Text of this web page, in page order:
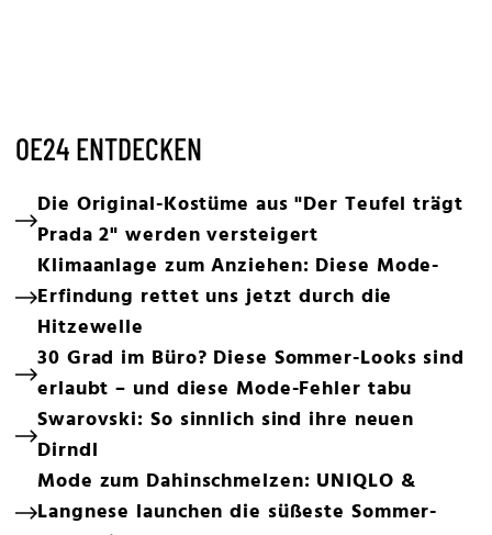
OE24 ENTDECKEN
Die Original-Kostüme aus "Der Teufel trägt
Prada 2" werden versteigert
Klimaanlage zum Anziehen: Diese Mode-
Erfindung rettet uns jetzt durch die
Hitzewelle
30 Grad im Büro? Diese Sommer-Looks sind
erlaubt – und diese Mode-Fehler tabu
Swarovski: So sinnlich sind ihre neuen
Dirndl
Mode zum Dahinschmelzen: UNIQLO &
Langnese launchen die süßeste Sommer-